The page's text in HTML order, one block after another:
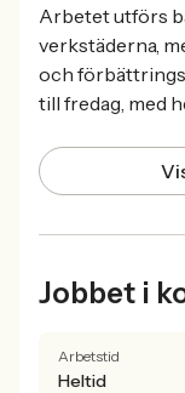
Arbetet utförs
verkstäderna,
och
till fredag, med
Jobbet i
Arbetstid
Heltid